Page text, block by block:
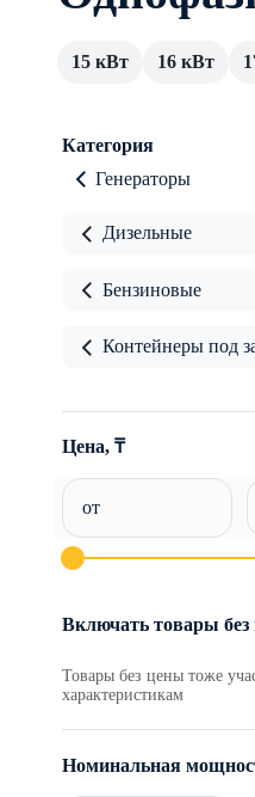
15 кВт 16 кВт
Категория
Генераторы
Дизельные
Бензиновые
Контейнеры под
Цена, ₸
от
Включать товары без
Товары без цены тоже
характеристикам
Номинальная